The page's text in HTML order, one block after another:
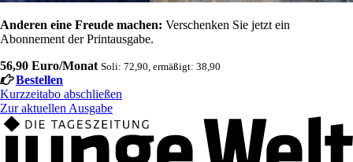
Anderen eine Freude machen: Verschenken Sie jetzt ein
Abonnement der Printausgabe.
56,90 Euro/Monat Soli: 72,90, ermäßigt: 38,90
Bestellen
Kurzzeitabo abschließen
Zur aktuellen Ausgabe